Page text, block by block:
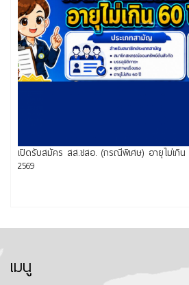
เปิดรับสมัคร สส.ชสอ. (กรณีพิเศษ) อายุไม่เกิ
2569
เมนู